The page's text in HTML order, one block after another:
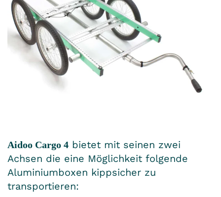
Aidoo Cargo 4 bietet mit seinen zwei
Achsen die eine Möglichkeit folgende
Aluminium­boxen kippsicher zu
transportieren: